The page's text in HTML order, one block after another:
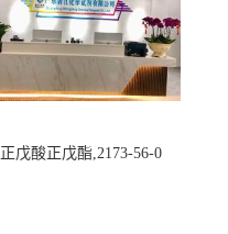
正戊酸正戊酯,2173-56-0